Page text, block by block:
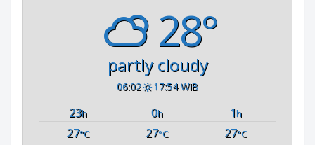
28°
partly cloudy
06:02 17:54 WIB
23h 0h 1h
27°C 27°C 27°C